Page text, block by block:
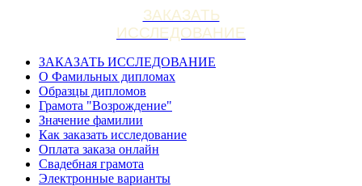
ЗАКАЗАТЬ
ИССЛЕДОВАНИЕ
ЗАКАЗАТЬ ИССЛЕДОВАНИЕ
О Фамильных дипломах
Образцы дипломов
Грамота "Возрождение"
Значение фамилии
Как заказать исследование
Оплата заказа онлайн
Свадебная грамота
Электронные варианты